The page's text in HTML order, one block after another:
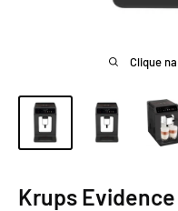
Clique
Krups